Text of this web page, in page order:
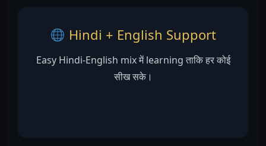
Hindi + English Support
Easy Hindi-English mix में learning ताकि हर कोई
सीख सके।